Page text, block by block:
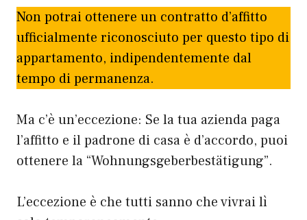
Non potrai ottenere un contratto d’affitto
ufficialmente riconosciuto per questo tipo di
appartamento, indipendentemente dal
tempo di permanenza.
Ma c’è un’eccezione: Se la tua azienda paga
l’affitto e il padrone di casa è d’accordo, puoi
ottenere la “Wohnungsgeberbestätigung”.
L’eccezione è che tutti sanno che vivrai lì